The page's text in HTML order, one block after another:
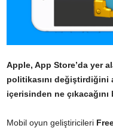
Apple, App Store’da yer
politikasını değiştirdiğini
içerisinden ne
Mobil oyun geliştiricileri